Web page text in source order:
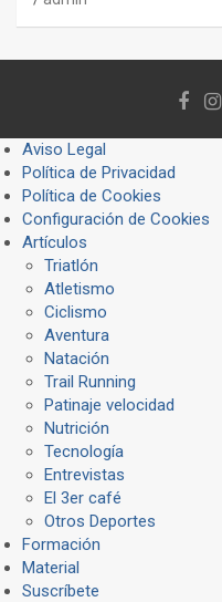
Aviso Legal
Política de Privacidad
Política de Cookies
Configuración de Cookies
Artículos
Triatlón
Atletismo
Ciclismo
Aventura
Natación
Trail Running
Patinaje velocidad
Nutrición
Tecnología
Entrevistas
El 3er café
Otros Deportes
Formación
Material
Suscríbete